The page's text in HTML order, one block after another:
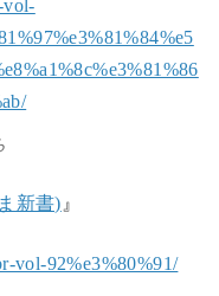
vol-
新書) 』
vol-92%e3%80%91/